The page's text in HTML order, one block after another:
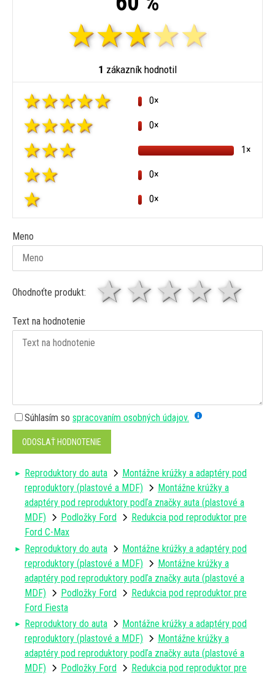
1 zákazník hodnotil
0×
0×
1×
0×
0×
Meno
Ohodnoťte produkt: 4
3
2 hviezdy
1 hviezda
Text na hodnotenie
Súhlasím so spracovaním osobných údajov.
ODOSLAŤ HODNOTENIE
Reproduktory do auta
Montážne krúžky a adaptéry pod
reproduktory (plastové a MDF)
Montážne krúžky a
adaptéry pod reproduktory podľa značky auta (plastové a
MDF)
Podložky Ford
Redukcia pod reproduktor pre
Ford C-Max
Reproduktory do auta
Montážne krúžky a adaptéry pod
reproduktory (plastové a MDF)
Montážne krúžky a
adaptéry pod reproduktory podľa značky auta (plastové a
MDF)
Podložky Ford
Redukcia pod reproduktor pre
Ford Fiesta
Reproduktory do auta
Montážne krúžky a adaptéry pod
reproduktory (plastové a MDF)
Montážne krúžky a
adaptéry pod reproduktory podľa značky auta (plastové a
MDF)
Podložky Ford
Redukcia pod reproduktor pre